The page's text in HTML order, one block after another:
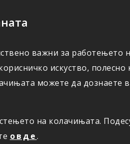
важни за работењето
искуство, полесно
можете да дознаете
на колачињата.
овде.